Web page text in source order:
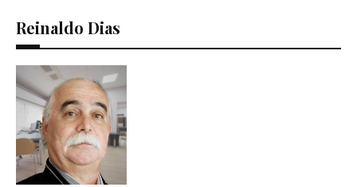
Reinaldo Dias